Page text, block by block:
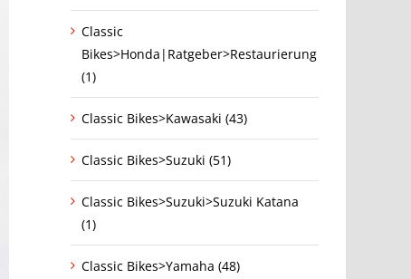
Classic
Bikes>Honda|Ratgeber>Restaurierung
(1)
Classic Bikes>Kawasaki (43)
Classic Bikes>Suzuki (51)
Classic Bikes>Suzuki>Suzuki Katana
(1)
Classic Bikes>Yamaha (48)